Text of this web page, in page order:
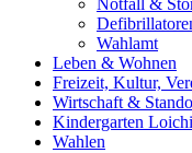
Notfall &
Wahlamt
Leben & Wohnen
Freizeit, Kultur,
Wirtschaft &
Kindergarten
Wahlen